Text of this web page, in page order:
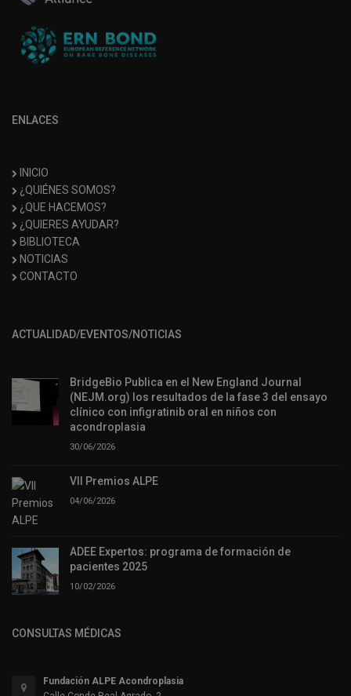
ENLACES
INICIO
¿QUIÉNES SOMOS?
¿QUE HACEMOS?
¿QUIERES AYUDAR?
BIBLIOTECA
NOTICIAS
CONTACTO
ACTUALIDAD/EVENTOS/NOTICIAS
BridgeBio Publica en el New England Journal
(NEJM.org) los resultados de la fase 3 del ensayo
clínico con infigratinib oral en niños con
acondroplasia
30/06/2026
VII Premios ALPE
04/06/2026
ADEE Expertos: programa de formación de
pacientes 2025
10/02/2026
CONSULTAS MÉDICAS
Fundación ALPE Acondroplasia